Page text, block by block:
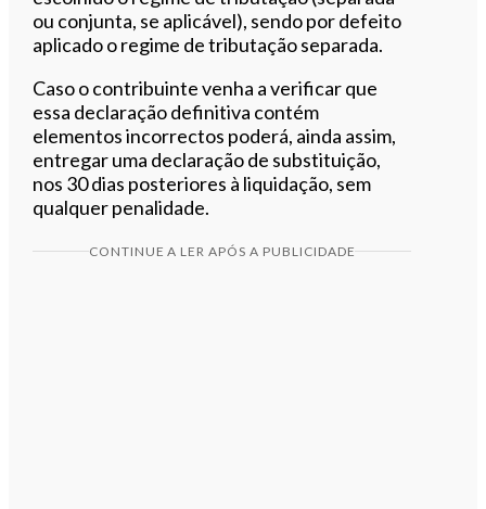
ou conjunta, se aplicável), sendo por defeito
aplicado o regime de tributação separada.
Caso o contribuinte venha a verificar que
essa declaração definitiva contém
elementos incorrectos poderá, ainda assim,
entregar uma declaração de substituição,
nos 30 dias posteriores à liquidação, sem
qualquer penalidade.
CONTINUE A LER APÓS A PUBLICIDADE